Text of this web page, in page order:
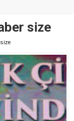
size